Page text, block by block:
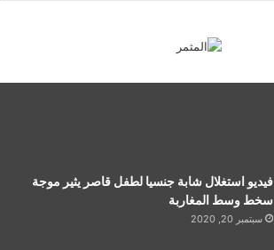
فيديو استغلال شابة جنسيا لطفل قاصر يثير موجة
سخط وسط المغاربة
سبتمبر 20, 2020